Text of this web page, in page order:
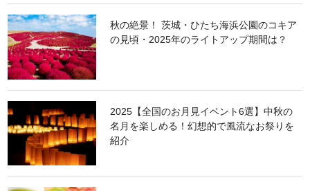
秋の絶景！ 茨城・ひたち海浜公園のコキア
の見頃・2025年のライトアップ期間は？
2025【全国のお月見イベント6選】中秋の
名月を楽しめる！幻想的で風流なお祭りを
紹介